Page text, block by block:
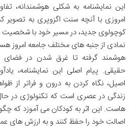
این نمایشنامه به شکلی هوشمندانه،
امروزی با آنچه سنت اگزوپری به
کوچولوی جدید، در مسیر خود با شخصیت
نمادی از جنبه های مختلف جامعه امروز
هوشمند گرفته تا غرق شدن در فضای
حقیقی. پیام اصلی این نمایشنامه،
اصیل، نگاه کردن به درون و فراتر از
زندگی در عصری است که تکنولوژی در
هاست. این اثر به کودکان می آموزد که
اصالت خود را حفظ کنند و به ارزش های